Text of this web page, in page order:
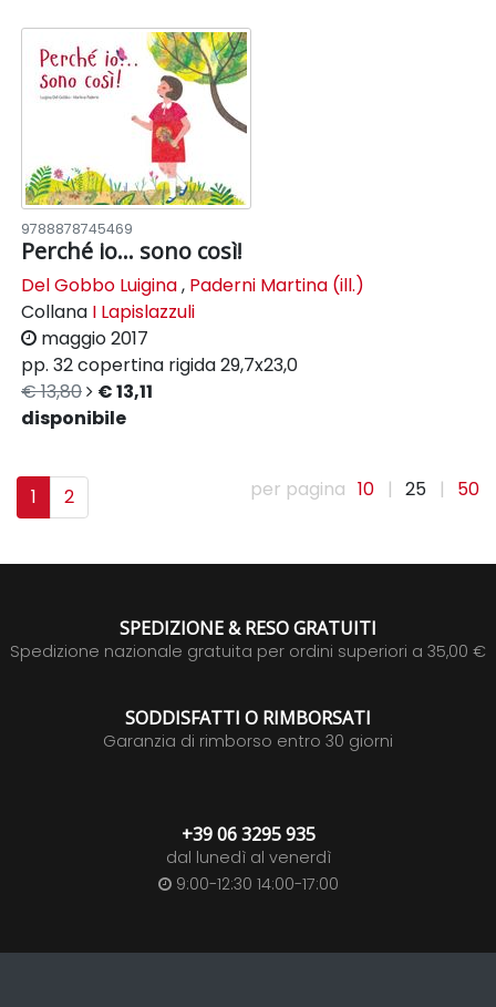
9788878745469
Perché io… sono così!
Del Gobbo Luigina, Paderni Martina (ill.)
Collana I Lapislazzuli
maggio 2017
pp. 32copertina rigida29,7x23,0
€ 13,80
€ 13,11
disponibile
1 2 per pagina 10 | 25 | 50
SPEDIZIONE & RESO GRATUITI
Spedizione nazionale gratuita per ordini superiori a 35,00 €
SODDISFATTI O RIMBORSATI
Garanzia di rimborso entro 30 giorni
+39 06 3295 935
dal lunedì al venerdì
9:00-12:30 14:00-17:00